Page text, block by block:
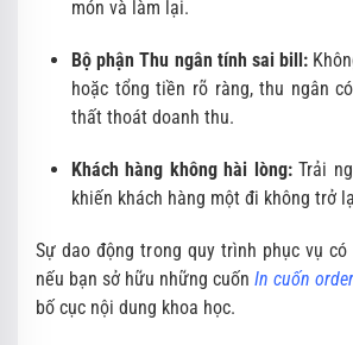
món và làm lại.
Bộ phận Thu ngân tính sai bill:
hoặc tổng tiền rõ ràng,thu ngân
thất thoát doanh thu.
Khách hàng không hài lòng:Trải
khiến khách hàng một đi không trở
Sự dao động trong quy trình phục vụ
nếu bạn sở hữu những cuốn In cuốn
bố cục nội dung khoa học.